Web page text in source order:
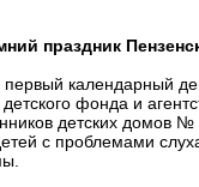
праздник
первый календарный
детского фонда и
детских домов
с проблемами